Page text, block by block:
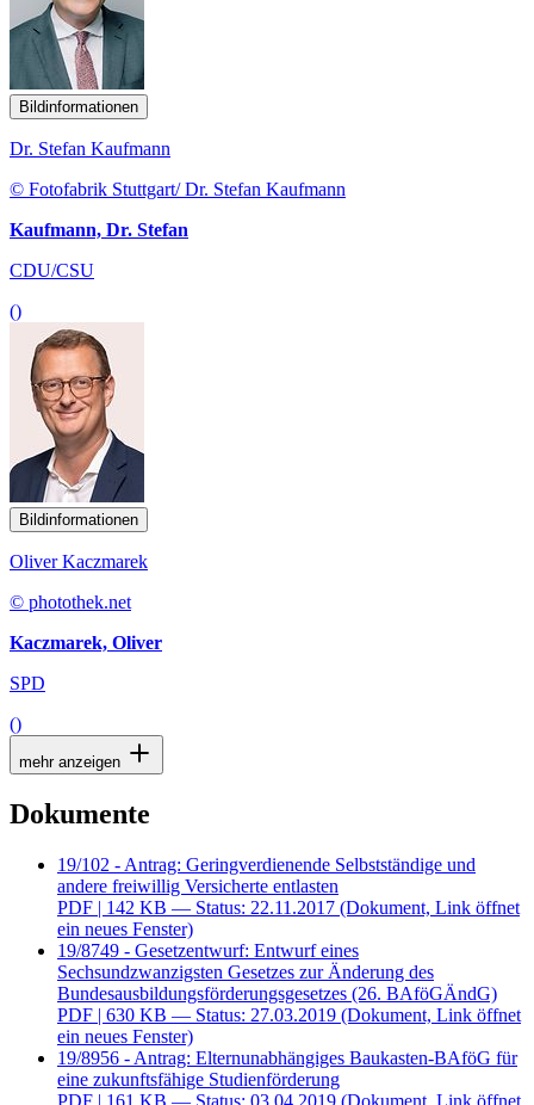
Bildinformationen
Dr. Stefan Kaufmann
© Fotofabrik Stuttgart/ Dr. Stefan Kaufmann
Kaufmann, Dr. Stefan
CDU/CSU
()
Bildinformationen
Oliver Kaczmarek
© photothek.net
Kaczmarek, Oliver
SPD
()
mehr anzeigen
Dokumente
19/102 - Antrag: Geringverdienende Selbstständige und
andere freiwillig Versicherte entlasten
PDF | 142 KB — Status: 22.11.2017 (Dokument, Link öffnet
ein neues Fenster)
19/8749 - Gesetzentwurf: Entwurf eines
Sechsundzwanzigsten Gesetzes zur Änderung des
Bundesausbildungsförderungsgesetzes (26. BAföGÄndG)
PDF | 630 KB — Status: 27.03.2019 (Dokument, Link öffnet
ein neues Fenster)
19/8956 - Antrag: Elternunabhängiges Baukasten-BAföG für
eine zukunftsfähige Studienförderung
PDF | 161 KB — Status: 03.04.2019 (Dokument, Link öffnet